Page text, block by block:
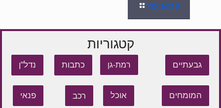
קראו עוד
קטגוריות
גבעתיים רמת-גן כתבות נדל"ן
המומחים אוכל רכב פנאי